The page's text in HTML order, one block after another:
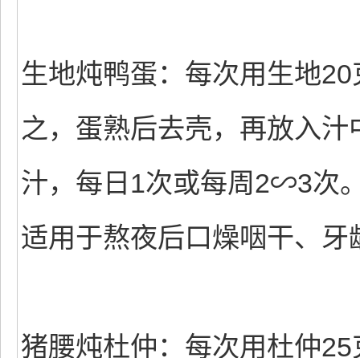
生地炖鸭蛋：每次用生地
之，蛋熟后去壳，再放入
汁，每日1次或每周2∽3次
适用于熬夜后口燥咽干、
猪腰炖杜仲：每次用杜仲